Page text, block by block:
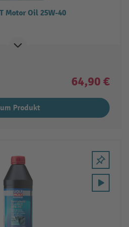
Motor Oil 25W-40
64,90 €
Produkt